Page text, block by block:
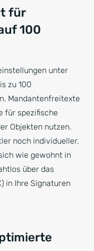
für
100
unter
zu 100
Mandantenfreitexte
für spezifische
Objekten nutzen.
noch individueller.
wie gewohnt in
über das
in Ihre Signaturen